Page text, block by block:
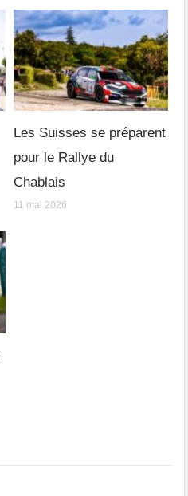
Les Suisses se préparent
pour le Rallye du
Chablais
11 mai 2026